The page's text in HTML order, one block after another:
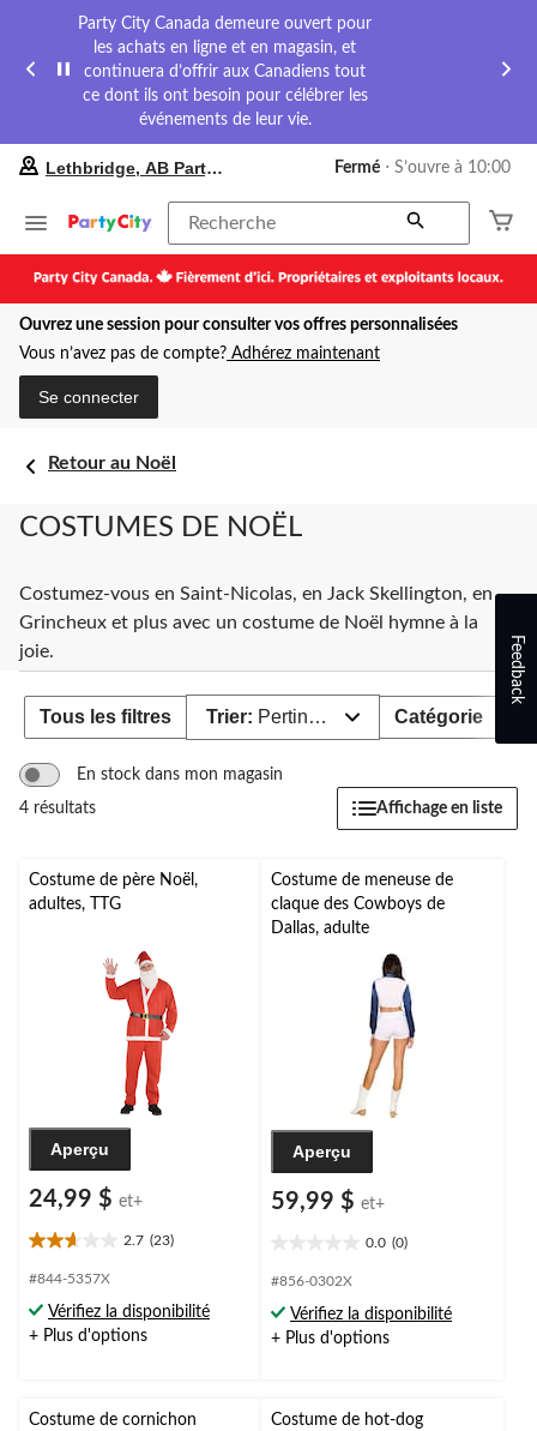
Party City Canada demeure ouvert pour
les achats en ligne et en magasin, et
continuera d’offrir aux Canadiens tout
ce dont ils ont besoin pour célébrer les
événements de leur vie.
préféré
Lethbridge,
Party
City,
courament
Fermé,
Lethbridge, AB Party City Fermé ⋅ S’ouvre à 10:00
Recherche
Ouvrez une session pour consulter vos offres personnalisées
Vous n’avez pas de compte? Adhérez maintenant
Se connecter
Retour au Noël
COSTUMES DE NOËL
Costumez-vous en Saint-Nicolas, en Jack Skellington, en
Grincheux et plus avec un costume de Noël hymne à la
joie.
Tous les filtres Trier: Pertinence Catégorie
En stock dans mon magasin
4 résultats
Affichage en liste
Costume de père Noël,
adultes, TTG
Aperçu
24,99 $ et+
2.7 (23)
2.7
étoile(s)
5.
23
#844-5357X
Vérifiez la disponibilité
+ Plus d'options
Costume de meneuse de
claque des Cowboys de
Dallas, adulte
Aperçu
59,99 $ et+
0.0 (0)
étoile(s)
5.
#856-0302X
Vérifiez la disponibilité
+ Plus d'options
Costume de cornichon
Costume de hot-dog
Feedback